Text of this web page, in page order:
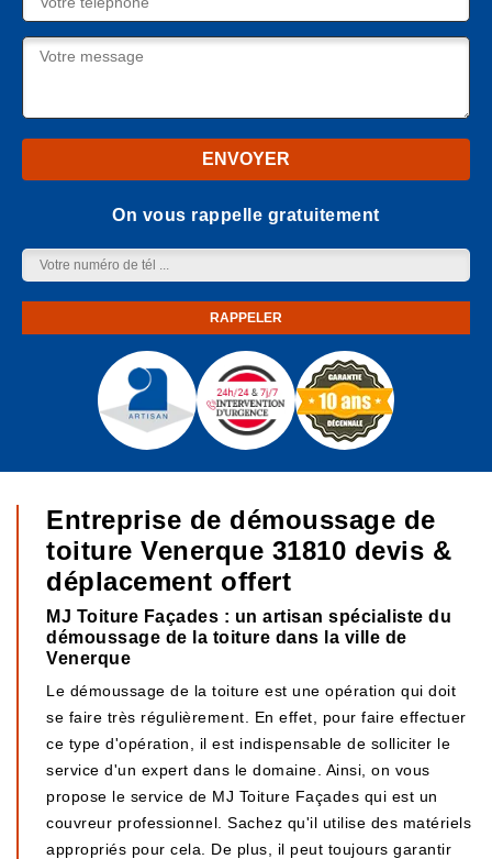
On vous rappelle gratuitement
Entreprise de démoussage de
toiture Venerque 31810 devis &
déplacement offert
MJ Toiture Façades : un artisan spécialiste du
démoussage de la toiture dans la ville de
Venerque
Le démoussage de la toiture est une opération qui doit
se faire très régulièrement. En effet, pour faire effectuer
ce type d'opération, il est indispensable de solliciter le
service d'un expert dans le domaine. Ainsi, on vous
propose le service de MJ Toiture Façades qui est un
couvreur professionnel. Sachez qu'il utilise des matériels
appropriés pour cela. De plus, il peut toujours garantir